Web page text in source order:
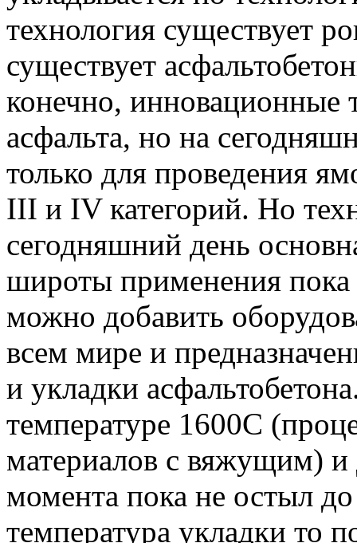
технология существует
существует
конечно, инновационные
асфальта, но на
только для проведения
III и IV категорий. Но
сегодняшний день
широты применения пока
можно добавить
всем мире и
и укладки
температуре 1600С
материалов с вяжущим)
момента пока не остыл
температура укладки то